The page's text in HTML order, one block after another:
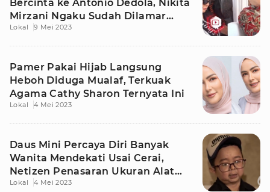
Bercinta ke Antonio Dedola, Nikita
Mirzani Ngaku Sudah Dilamar
Dokter Oky
Lokal 9 Mei 2023
Pamer Pakai Hijab Langsung
Heboh Diduga Mualaf, Terkuak
Agama Cathy Sharon Ternyata Ini
Lokal 4 Mei 2023
Daus Mini Percaya Diri Banyak
Wanita Mendekati Usai Cerai,
Netizen Penasaran Ukuran Alat
Kelaminnya
Lokal 4 Mei 2023